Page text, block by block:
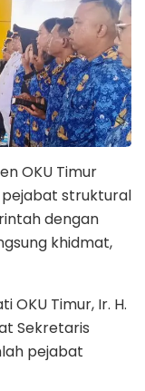
OKU Timur
struktural
dengan
khidmat,
Timur, Ir. H.
Sekretaris
pejabat